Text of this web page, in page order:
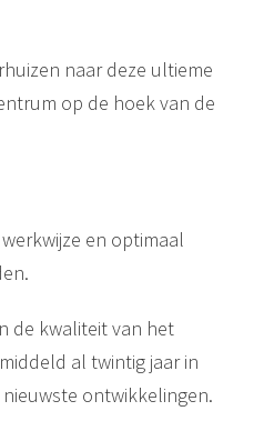
naar deze ultieme
op de hoek van de
en optimaal
de kwaliteit van het
al twintig jaar in
ontwikkelingen.